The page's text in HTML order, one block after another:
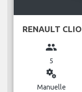
RENAULT CLIO
group
5
miscellaneous_services
Manuelle